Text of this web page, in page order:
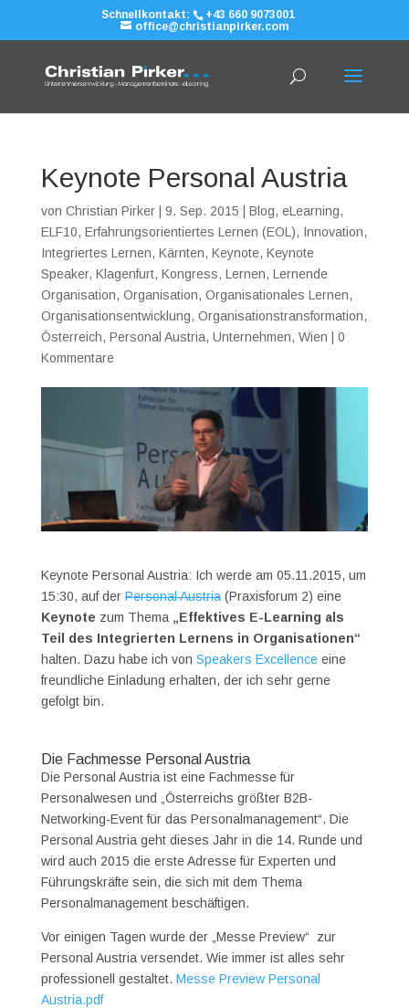
Schnellkontakt:
+43 660 9073001
office@christianpirker.com
Keynote Personal Austria
von Christian Pirker| 9. Sep. 2015 Blog, eLearning,
ELF10, Erfahrungsorientiertes Lernen (EOL), Innovation,
Integriertes Lernen, Kärnten, Keynote, Keynote
Speaker, Klagenfurt, Kongress, Lernen, Lernende
Organisation, Organisation, Organisationales Lernen,
Organisationsentwicklung, Organisationstransformation,
Österreich, Personal Austria, Unternehmen, Wien
0
Kommentare
Keynote Personal Austria: Ich werde am 05.11.2015, um
15:30, auf derPersonal Austria(Praxisforum 2) eine
Keynote zum Thema „Effektives E-Learning als
Teil des Integrierten Lernens in Organisationen“
halten. Dazu habe ich von Speakers Excellenceeine
freundliche Einladung erhalten, der ich sehr gerne
gefolgt bin.
Die Fachmesse Personal Austria
Die Personal Austria ist eine Fachmesse für
Personalwesen und „Österreichs größter B2B-
Networking-Event für das Personalmanagement“. Die
Personal Austria geht dieses Jahr in die 14. Runde und
wird auch 2015 die erste Adresse für Experten und
Führungskräfte sein, die sich mit dem Thema
Personalmanagement beschäftigen.
Vor einigen Tagen wurde der „Messe Preview“ zur
Personal Austria versendet. Wie immer ist alles sehr
professionell gestaltet. Messe Preview Personal
Austria.pdf